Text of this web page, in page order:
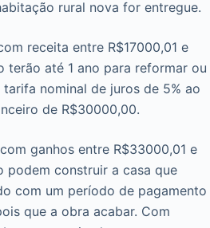
rural nova for entregue.
receita entre R$17000,01 e
terão até 1 ano para reformar ou
nominal de juros de 5% ao
de R$30000,00.
ganhos entre R$33000,01 e
podem construir a casa que
com um período de pagamento
que a obra acabar. Com